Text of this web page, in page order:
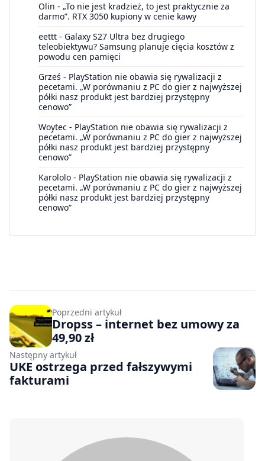
Olin - „To nie jest kradzież, to jest praktycznie za
darmo”. RTX 3050 kupiony w cenie kawy
eettt - Galaxy S27 Ultra bez drugiego
teleobiektywu? Samsung planuje cięcia kosztów z
powodu cen pamięci
Grześ - PlayStation nie obawia się rywalizacji z
pecetami. „W porównaniu z PC do gier z najwyższej
półki nasz produkt jest bardziej przystępny
cenowo”
Woytec - PlayStation nie obawia się rywalizacji z
pecetami. „W porównaniu z PC do gier z najwyższej
półki nasz produkt jest bardziej przystępny
cenowo”
Karololo - PlayStation nie obawia się rywalizacji z
pecetami. „W porównaniu z PC do gier z najwyższej
półki nasz produkt jest bardziej przystępny
cenowo”
Poprzedni artykuł
Dropss – internet bez umowy za
49,90 zł
Następny artykuł
UKE ostrzega przed fałszywymi
fakturami